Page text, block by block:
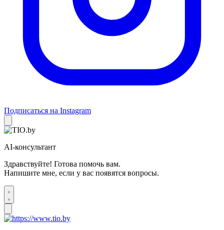
Подписаться на Instagram
AI-консультант
Здравствуйте! Готова помочь вам.
Напишите мне, если у вас появятся вопросы.